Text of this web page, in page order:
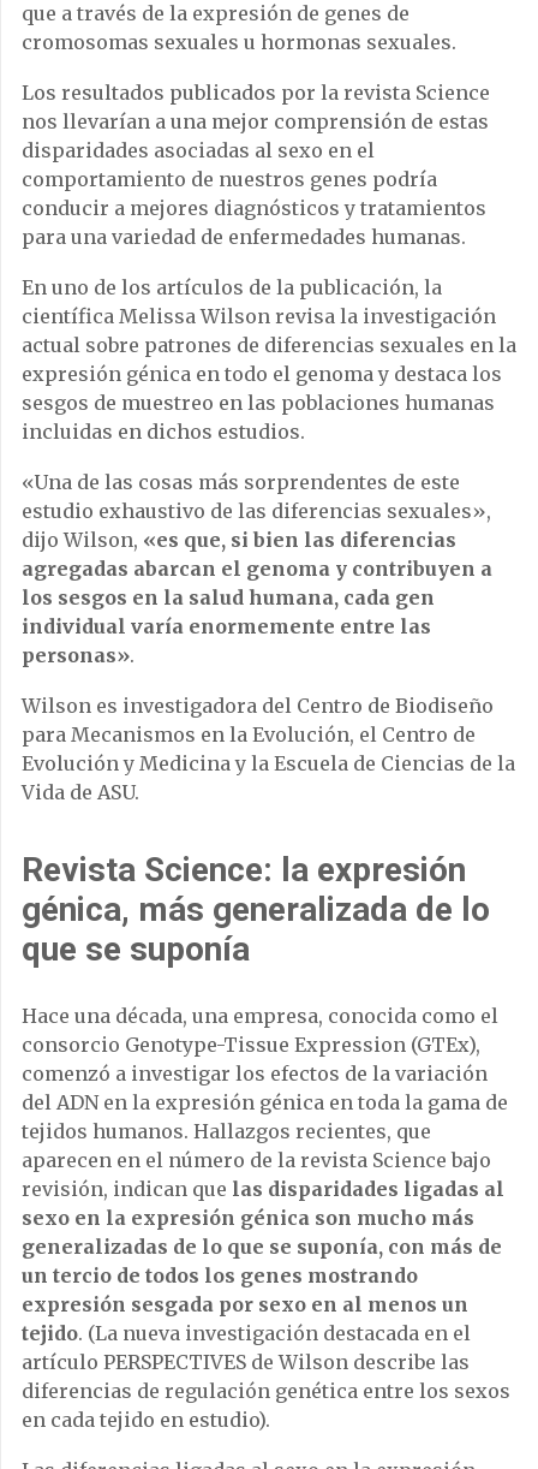
que a través de la expresión de genes de
cromosomas sexuales u hormonas sexuales.
Los resultados publicados por la revista Science
nos llevarían a una mejor comprensión de estas
disparidades asociadas al sexo en el
comportamiento de nuestros genes podría
conducir a mejores diagnósticos y tratamientos
para una variedad de enfermedades humanas.
En uno de los artículos de la publicación, la
científica Melissa Wilson revisa la investigación
actual sobre patrones de diferencias sexuales en la
expresión génica en todo el genoma y destaca los
sesgos de muestreo en las poblaciones humanas
incluidas en dichos estudios.
«Una de las cosas más sorprendentes de este
estudio exhaustivo de las diferencias sexuales»,
dijo Wilson, «es que, si bien las diferencias
agregadas abarcan el genoma y contribuyen a
los sesgos en la salud humana, cada gen
individual varía enormemente entre las
personas».
Wilson es investigadora del Centro de Biodiseño
para Mecanismos en la Evolución, el Centro de
Evolución y Medicina y la Escuela de Ciencias de la
Vida de ASU.
Revista Science: la expresión
génica, más generalizada de lo
que se suponía
Hace una década, una empresa, conocida como el
consorcio Genotype-Tissue Expression (GTEx),
comenzó a investigar los efectos de la variación
del ADN en la expresión génica en toda la gama de
tejidos humanos. Hallazgos recientes, que
aparecen en el número de la revista Science bajo
revisión, indican que las disparidades ligadas al
sexo en la expresión génica son mucho más
generalizadas de lo que se suponía, con más de
un tercio de todos los genes mostrando
expresión sesgada por sexo en al menos un
tejido. (La nueva investigación destacada en el
artículo PERSPECTIVES de Wilson describe las
diferencias de regulación genética entre los sexos
en cada tejido en estudio).